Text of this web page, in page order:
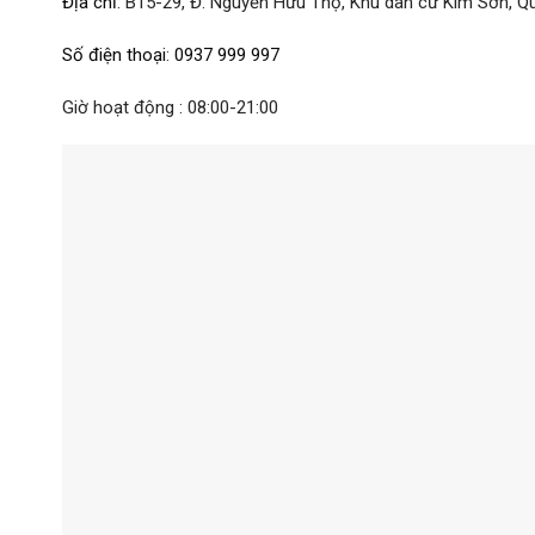
Số điện thoại: 0937 999 997
Giờ hoạt động : 08:00-21:00